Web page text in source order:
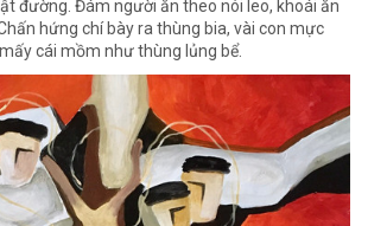
đường. Đám người ăn theo nói leo, khoái ăn
hứng chí bày ra thùng bia, vài con mực
cái mồm như thùng lủng bể.